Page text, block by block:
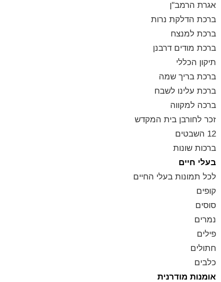
אגרת הרמב"ן
ברכת הדלקת נרות
ברכת למנצח
ברכת מודים דרבנן
תיקון הכללי
ברכת בריך שמה
ברכת עלינו לשבח
ברכה למקווה
זכר לחורבן בית המקדש
12 השבטים
ברכות שונות
בעלי חיים
לכל תמונות בעלי החיים
קופים
סוסים
נמרים
פילים
חתולים
כלבים
אומנות מודרנית